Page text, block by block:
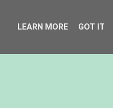
LEARN MORE GOT IT